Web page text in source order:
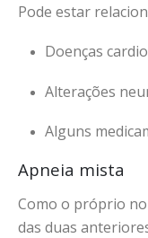
Pode estar
Doenças
Alterações
Alguns
Apneia mista
Como o próprio
das duas